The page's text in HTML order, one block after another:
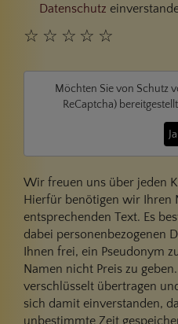
Datenschutz
☆
☆
☆
☆
☆
Möchten Sie von Schutz
ReCaptcha)
Ja
Wir freuen uns über jeden
Hierfür benötigen wir Ihren
entsprechenden Text. Es
dabei personenbezogenen
Ihnen frei, ein Pseudonym
Namen nicht Preis zu
verschlüsselt übertragen
sich damit einverstanden,
unbestimmte Zeit